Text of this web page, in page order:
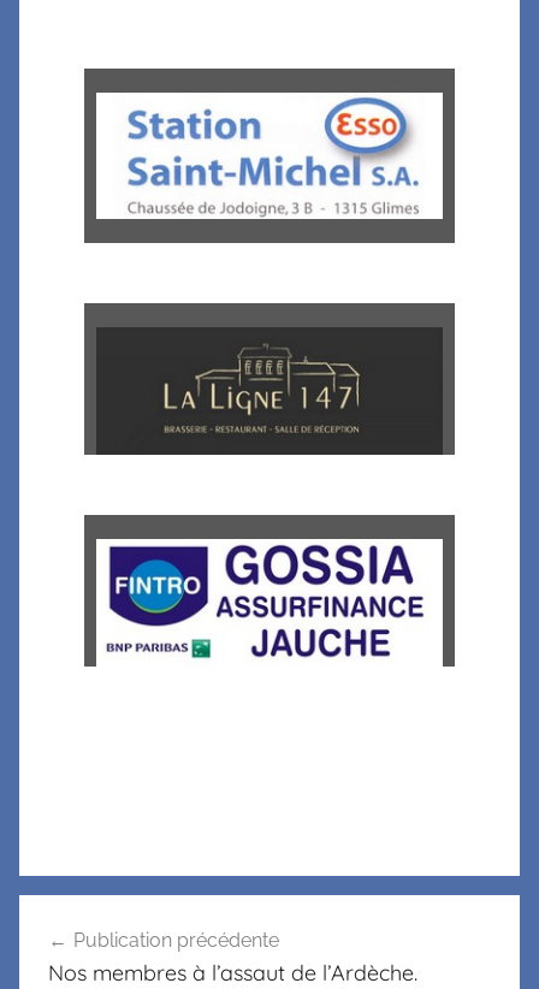
Publication précédente
Nos membres à l’assaut de l’Ardèche.